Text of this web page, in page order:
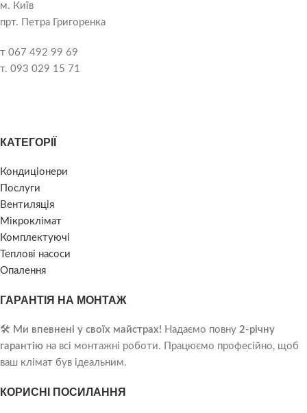
м. Київ
прт. Петра Григоренка
т 067 492 99 69
т. 093 029 15 71
КАТЕГОРІЇ
Кондиціонери
Послуги
Вентиляція
Мікроклімат
Комплектуючі
Теплові насоси
Опалення
ГАРАНТІЯ НА МОНТАЖ
🛠️ Ми впевнені у своїх майстрах! Надаємо повну 2-річну
гарантію на всі монтажні роботи. Працюємо професійно, щоб
ваш клімат був ідеальним.
КОРИСНІ ПОСИЛАННЯ